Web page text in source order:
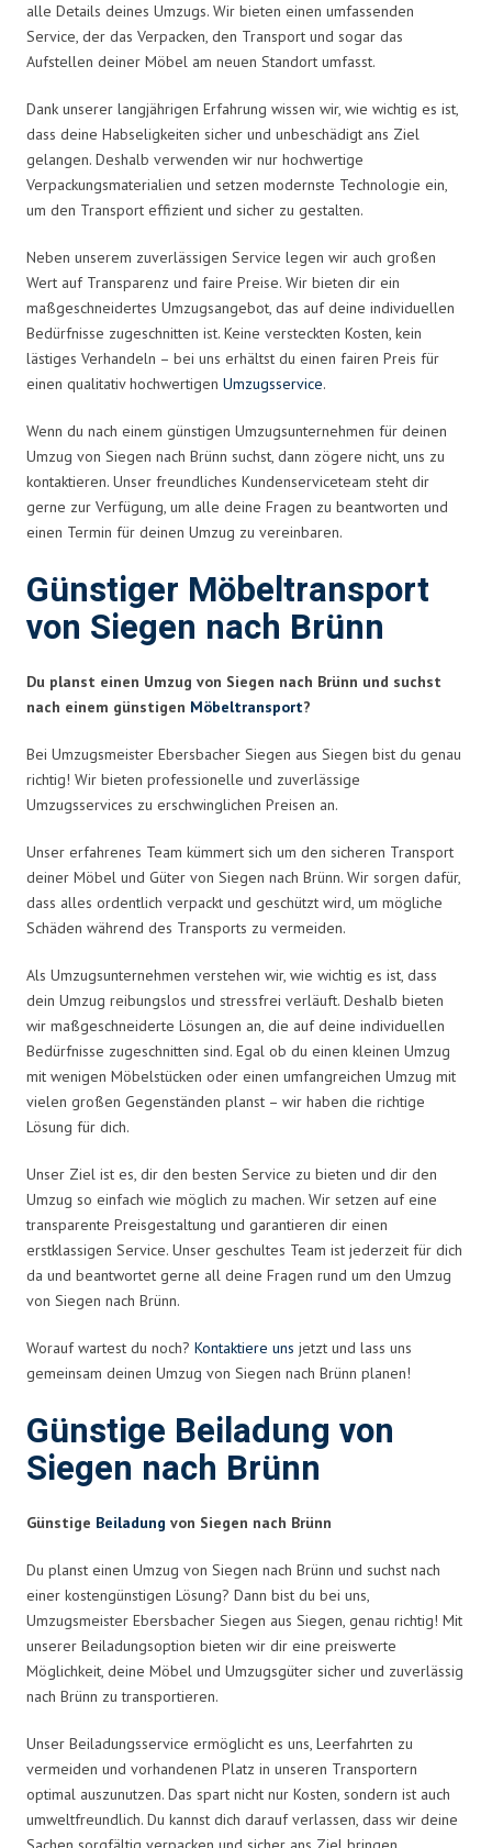
alle Details deines Umzugs. Wir bieten einen umfassenden
Service, der das Verpacken, den Transport und sogar das
Aufstellen deiner Möbel am neuen Standort umfasst.
Dank unserer langjährigen Erfahrung wissen wir, wie wichtig es ist,
dass deine Habseligkeiten sicher und unbeschädigt ans Ziel
gelangen. Deshalb verwenden wir nur hochwertige
Verpackungsmaterialien und setzen modernste Technologie ein,
um den Transport effizient und sicher zu gestalten.
Neben unserem zuverlässigen Service legen wir auch großen
Wert auf Transparenz und faire Preise. Wir bieten dir ein
maßgeschneidertes Umzugsangebot, das auf deine individuellen
Bedürfnisse zugeschnitten ist. Keine versteckten Kosten, kein
lästiges Verhandeln – bei uns erhältst du einen fairen Preis für
einen qualitativ hochwertigen Umzugsservice.
Wenn du nach einem günstigen Umzugsunternehmen für deinen
Umzug von Siegen nach Brünn suchst, dann zögere nicht, uns zu
kontaktieren. Unser freundliches Kundenserviceteam steht dir
gerne zur Verfügung, um alle deine Fragen zu beantworten und
einen Termin für deinen Umzug zu vereinbaren.
Günstiger Möbeltransport
von Siegen nach Brünn
Du planst einen Umzug von Siegen nach Brünn und suchst
nach einem günstigen Möbeltransport?
Bei Umzugsmeister Ebersbacher Siegen aus Siegen bist du genau
richtig! Wir bieten professionelle und zuverlässige
Umzugsservices zu erschwinglichen Preisen an.
Unser erfahrenes Team kümmert sich um den sicheren Transport
deiner Möbel und Güter von Siegen nach Brünn. Wir sorgen dafür,
dass alles ordentlich verpackt und geschützt wird, um mögliche
Schäden während des Transports zu vermeiden.
Als Umzugsunternehmen verstehen wir, wie wichtig es ist, dass
dein Umzug reibungslos und stressfrei verläuft. Deshalb bieten
wir maßgeschneiderte Lösungen an, die auf deine individuellen
Bedürfnisse zugeschnitten sind. Egal ob du einen kleinen Umzug
mit wenigen Möbelstücken oder einen umfangreichen Umzug mit
vielen großen Gegenständen planst – wir haben die richtige
Lösung für dich.
Unser Ziel ist es, dir den besten Service zu bieten und dir den
Umzug so einfach wie möglich zu machen. Wir setzen auf eine
transparente Preisgestaltung und garantieren dir einen
erstklassigen Service. Unser geschultes Team ist jederzeit für dich
da und beantwortet gerne all deine Fragen rund um den Umzug
von Siegen nach Brünn.
Worauf wartest du noch? Kontaktiere uns jetzt und lass uns
gemeinsam deinen Umzug von Siegen nach Brünn planen!
Günstige Beiladung von
Siegen nach Brünn
Günstige Beiladung von Siegen nach Brünn
Du planst einen Umzug von Siegen nach Brünn und suchst nach
einer kostengünstigen Lösung? Dann bist du bei uns,
Umzugsmeister Ebersbacher Siegen aus Siegen, genau richtig! Mit
unserer Beiladungsoption bieten wir dir eine preiswerte
Möglichkeit, deine Möbel und Umzugsgüter sicher und zuverlässig
nach Brünn zu transportieren.
Unser Beiladungsservice ermöglicht es uns, Leerfahrten zu
vermeiden und vorhandenen Platz in unseren Transportern
optimal auszunutzen. Das spart nicht nur Kosten, sondern ist auch
umweltfreundlich. Du kannst dich darauf verlassen, dass wir deine